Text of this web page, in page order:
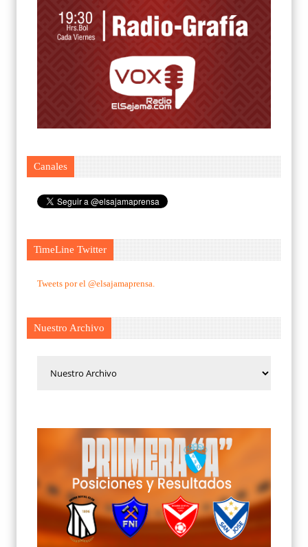
Canales
TimeLine Twitter
Tweets por el @elsajamaprensa.
Nuestro Archivo